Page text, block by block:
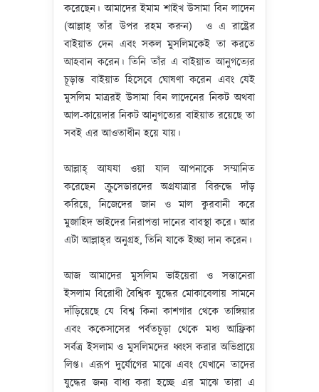
করেছেন। আমাদের ইমাম শাইখ উসামা বিন লাদেন
(আল্লাহ্‌ তাঁর উপর রহম করুন) ও এ রাষ্ট্রের
বাইয়াত দেন এবং সকল মুসলিমকেই তা করতে
আহবান করেন। তিনি তাঁর এ বাইয়াত আনুগত্যের
চূড়ান্ত বাইয়াত হিসেবে ঘোষণা করেন এবং যেই
মুসলিম মাত্ররই উসামা বিন লাদেনের নিকট অথবা
আল-কায়েদার নিকট আনুগত্যের বাইয়াত রয়েছে তা
সবই এর আওতাধীন হয়ে যায়।
আল্লাহ্‌ আযযা ওয়া যাল আপনাকে সম্মানিত
করেছেন ক্রুসেডারদের অগ্রযাত্রার বিরুদ্ধে দাঁড়
করিয়ে, নিজেদের জান ও মাল কুরবানী করে
মুজাহিদ ভাইদের নিরাপত্তা দানের বাবস্থা করে। আর
এটা আল্লাহ্‌র অনুগ্রহ, তিনি যাকে ইচ্ছা দান করেন।
আজ আমাদের মুসলিম ভাইয়েরা ও সন্তানেরা
ইসলাম বিরোধী বৈশ্বিক যুদ্ধের মোকাবেলায় সামনে
দাঁড়িয়েছে যে বিশ্ব কিনা কাশগার থেকে তাঙ্গিয়ার
এবং ককেসাসের পর্বতচূড়া থেকে মধ্য আফ্রিকা
সর্বত্র ইসলাম ও মুসলিমদের ধ্বংস করার অভিপ্রায়ে
লিপ্ত। এরূপ দুর্যোগের মাঝে এবং যেখানে তাদের
যুদ্ধের জন্য বাধ্য করা হচ্ছে এর মাঝে তারা এ